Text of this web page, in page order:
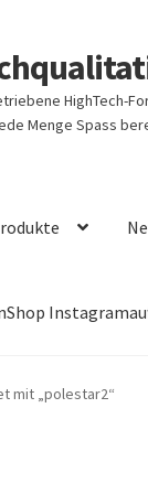
HighTech-
Menge Spass
mit „polestar2“